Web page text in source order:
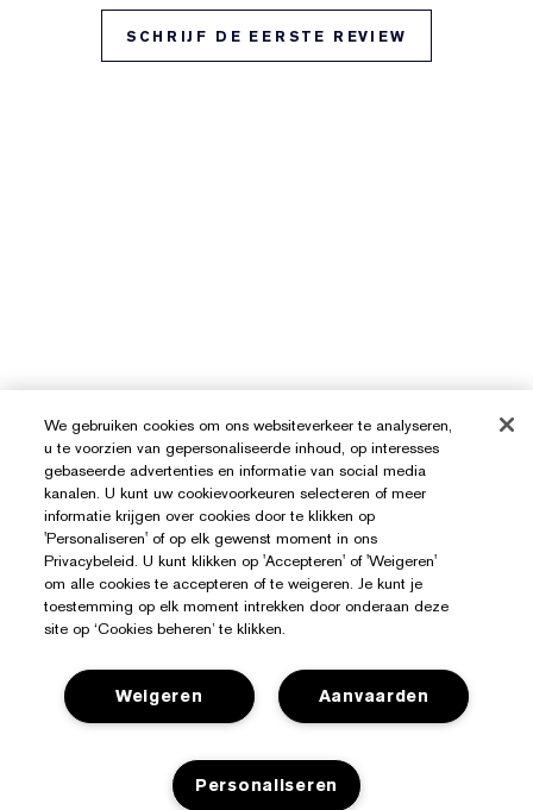
SCHRIJF DE EERSTE REVIEW
Hulp Nodig?
Mijn bestelling volgen
We gebruiken cookies om ons websiteverkeer te analyseren,
u te voorzien van gepersonaliseerde inhoud, op interesses
gebaseerde advertenties en informatie van social media
kanalen. U kunt uw cookievoorkeuren selecteren of meer
informatie krijgen over cookies door te klikken op
'Personaliseren' of op elk gewenst moment in ons
Privacybeleid. U kunt klikken op 'Accepteren' of 'Weigeren'
om alle cookies te accepteren of te weigeren. Je kunt je
toestemming op elk moment intrekken door onderaan deze
site op ‘Cookies beheren’ te klikken.
Aanvaarden
Weigeren
Personaliseren